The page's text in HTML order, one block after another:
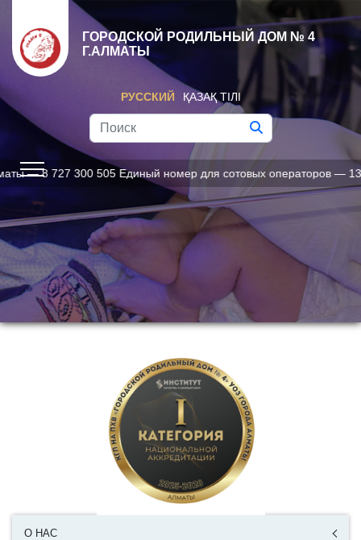
ГОРОДСКОЙ РОДИЛЬНЫЙ ДОМ № 4
Г.АЛМАТЫ
РУССКИЙ ҚАЗАҚ ТІЛІ
727 300 505 Единый номер для сотовых операторов — 1312
О НАС